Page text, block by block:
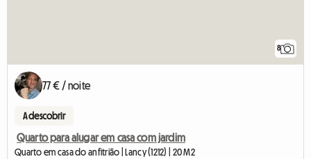
8
77 € / noite
A descobrir
Quarto para alugar em casa com jardim
Quarto em casa do anfitrião | Lancy (1212) | 20 M2